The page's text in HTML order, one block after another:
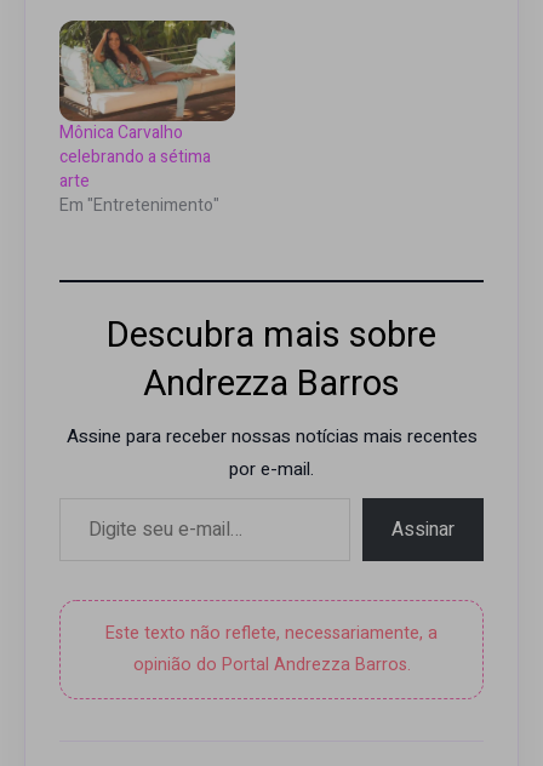
Mônica Carvalho
celebrando a sétima
arte
Em "Entretenimento"
Descubra mais sobre
Andrezza Barros
Assine para receber nossas notícias mais recentes
por e-mail.
Assinar
Este texto não reflete, necessariamente, a
opinião do Portal Andrezza Barros.